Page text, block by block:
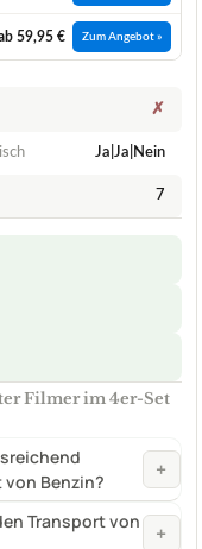
59,95 € Zum Angebot »
✗
Ja|Ja|Nein
7
Filmer im 4er-Set
Benzin?
+
Transport von
+